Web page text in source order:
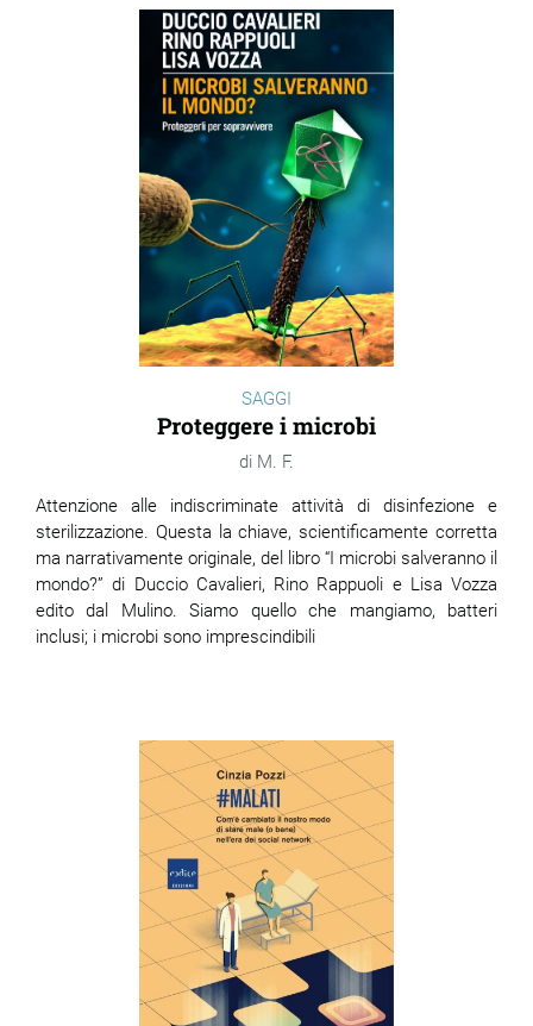
SAGGI
Proteggere i microbi
M. F.
Attenzione alle indiscriminate attività di disinfezione e
sterilizzazione. Questa la chiave, scientificamente corretta
ma narrativamente originale, del libro “I microbi salveranno il
mondo?” di Duccio Cavalieri, Rino Rappuoli e Lisa Vozza
edito dal Mulino. Siamo quello che mangiamo, batteri
inclusi; i microbi sono imprescindibili